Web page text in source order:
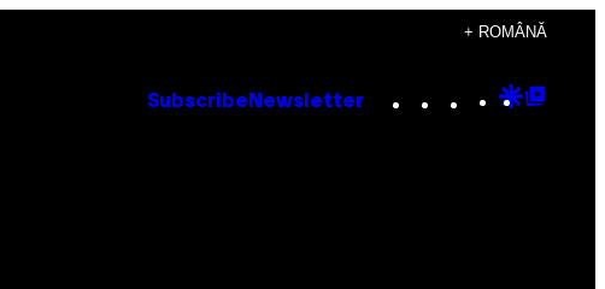
+ ROMÂNĂ
Subscribe Newsletter Instagram
TikTok
YouTube
Google